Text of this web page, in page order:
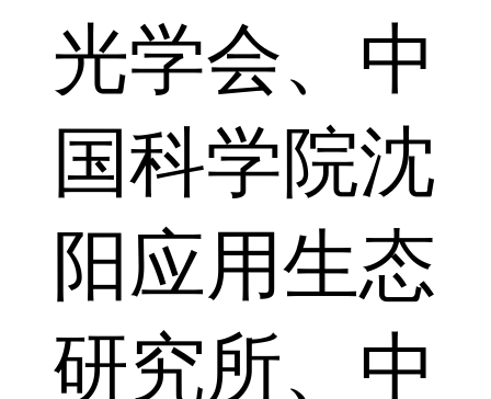
光学会、中
国科学院沈
阳应用生态
研究所、中